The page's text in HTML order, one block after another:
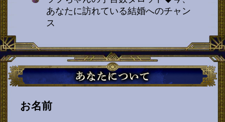
あなたに訪れている結婚へのチャン
ス
お名前